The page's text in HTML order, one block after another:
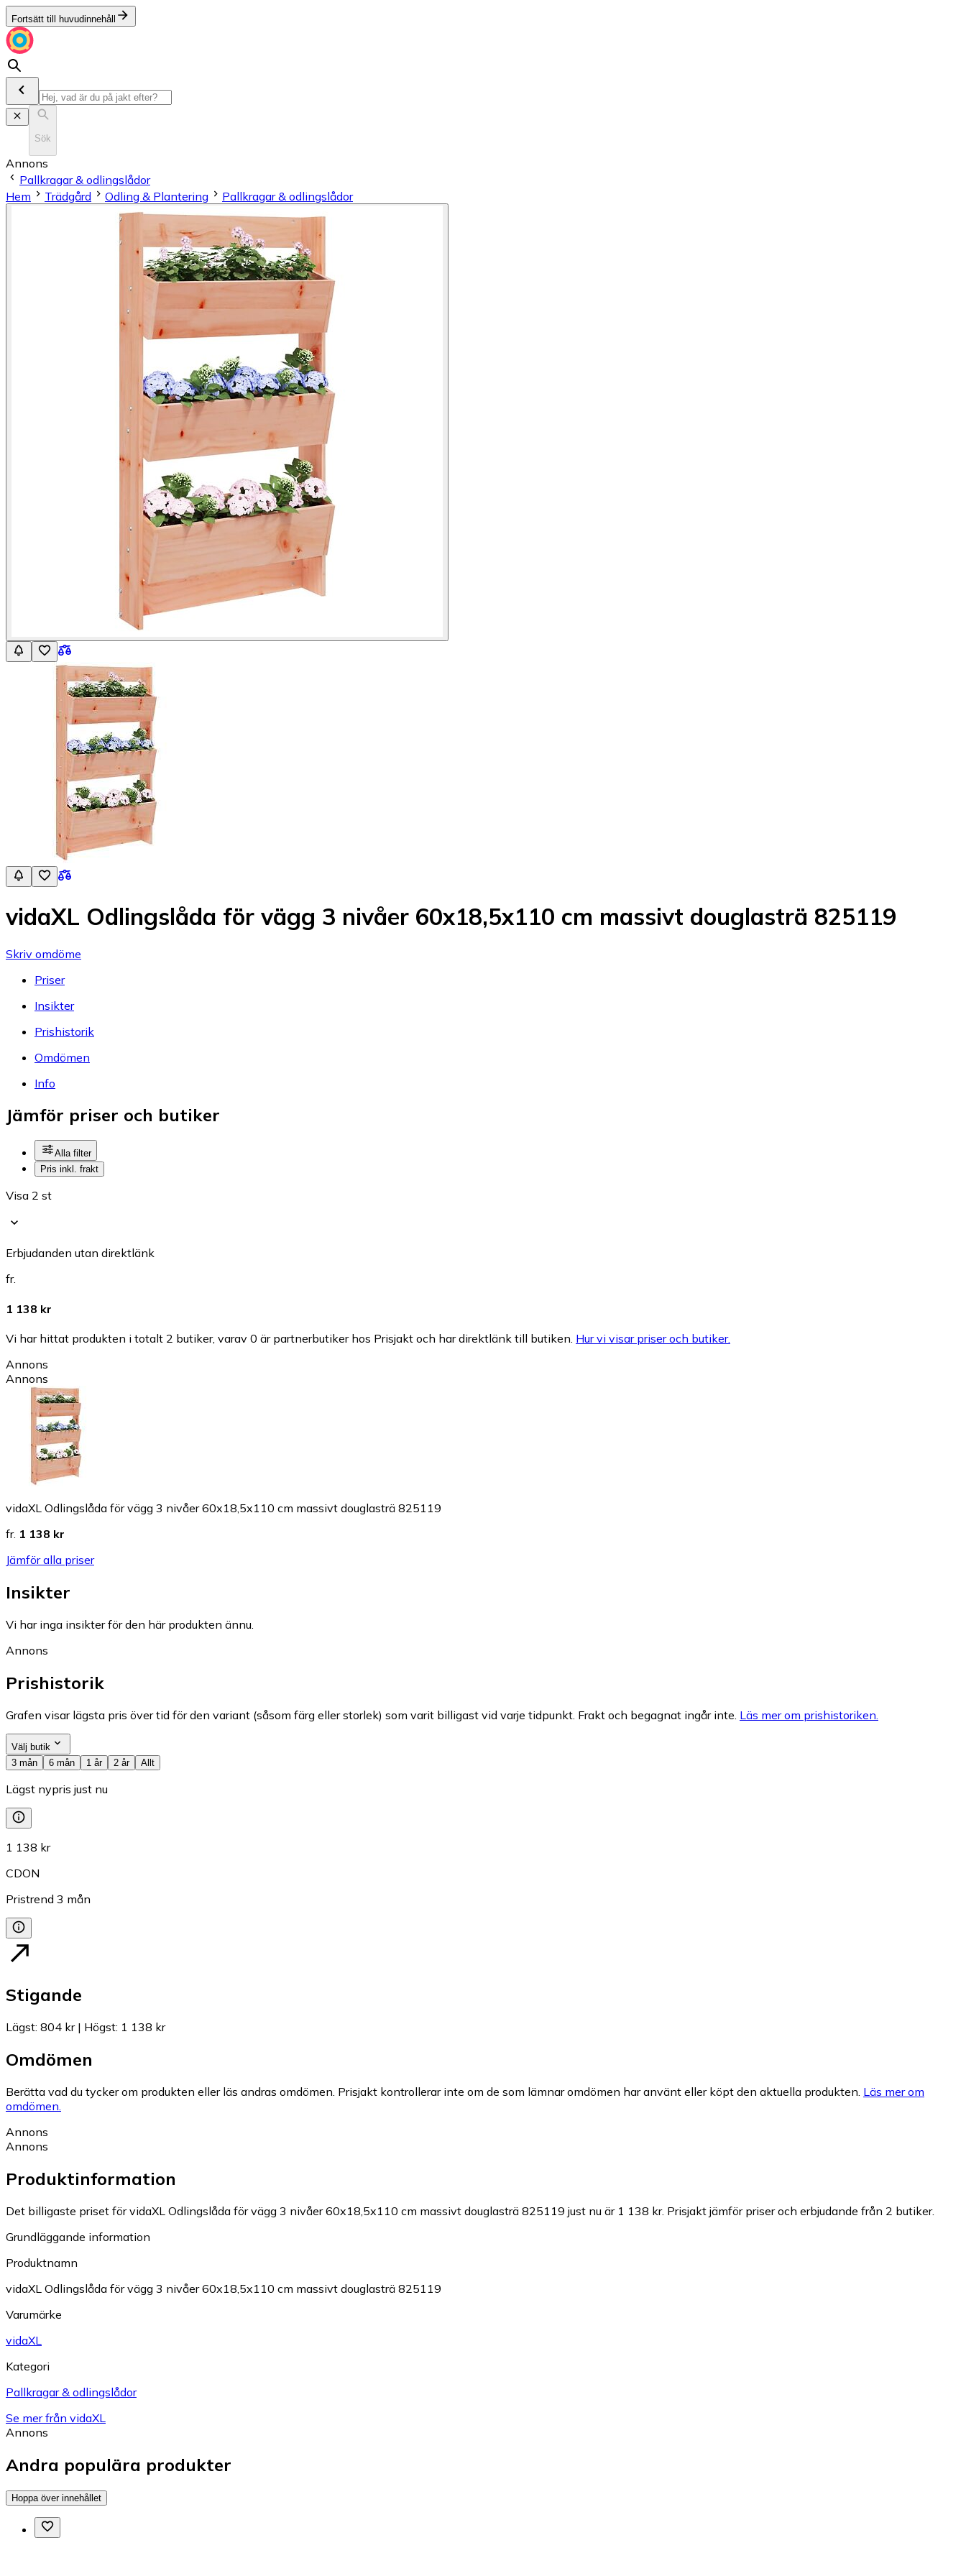
Fortsätt till huvudinnehåll
Sök
Annons
Pallkragar & odlingslådor
Hem
Trädgård Odling & Plantering Pallkragar & odlingslådor
vidaXL Odlingslåda för vägg 3 nivåer 60x18,5x110 cm massivt douglasträ 825119
Skriv omdöme
Priser
Insikter
Prishistorik
Omdömen
Info
Jämför priser och butiker
Alla filter
Pris inkl. frakt
Visa 2 st
Erbjudanden utan direktlänk
fr.
1 138 kr
Vi har hittat produkten i totalt 2 butiker, varav 0 är partnerbutiker hos Prisjakt och har direktlänk till butiken. Hur vi visar priser och butiker.
Annons
Annons
vidaXL Odlingslåda för vägg 3 nivåer 60x18,5x110 cm massivt douglasträ 825119
fr. 1 138 kr
Jämför alla priser
Insikter
Vi har inga insikter för den här produkten ännu.
Annons
Prishistorik
Grafen visar lägsta pris över tid för den variant (såsom färg eller storlek) som varit billigast vid varje tidpunkt. Frakt och begagnat ingår inte. Läs mer om prishistoriken.
Välj butik
3 mån
6 mån 1 år 2 år Allt
Lägst nypris just nu
1 138 kr
CDON
Pristrend 3 mån
Stigande
Lägst: 804 kr| Högst: 1 138 kr
Omdömen
Berätta vad du tycker om produkten eller läs andras omdömen. Prisjakt kontrollerar inte om de som lämnar omdömen har använt eller köpt den aktuella produkten. Läs mer om
omdömen.
Annons
Annons
Produktinformation
Det billigaste priset för vidaXL Odlingslåda för vägg 3 nivåer 60x18,5x110 cm massivt douglasträ 825119 just nu är 1 138 kr. Prisjakt jämför priser och erbjudande från 2 butiker.
Grundläggande information
Produktnamn
vidaXL Odlingslåda för vägg 3 nivåer 60x18,5x110 cm massivt douglasträ 825119
Varumärke
vidaXL
Kategori
Pallkragar & odlingslådor
Se mer från vidaXL
Annons
Andra populära produkter
Hoppa över innehållet